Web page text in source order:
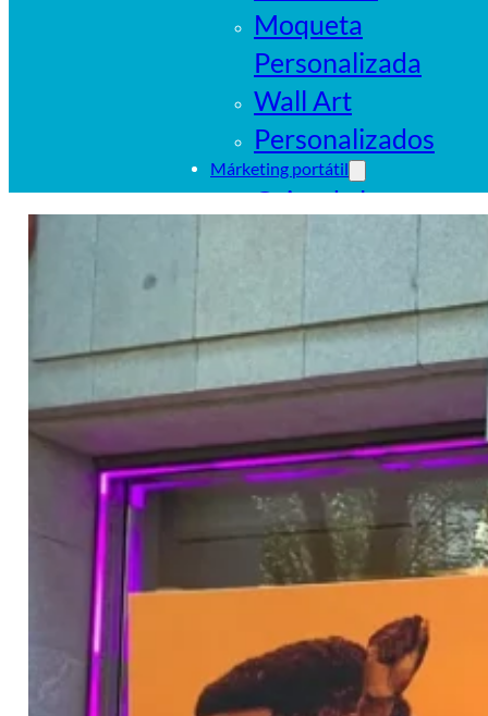
Moqueta
Personalizada
Wall Art
Personalizados
Márketing portátil
Cajas de luz
tubulares
Pop Ups
Banderas
Carpas
Contacto